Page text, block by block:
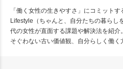
「働く女性の生きやすさ」にコミット
Lifestyle（ちゃんと、自分たちの暮らし
代の女性が直面する課題や解決法を紹
そぐわない古い価値観、自分らしく働く